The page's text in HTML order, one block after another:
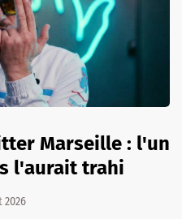
Marseille : l'un
l'aurait trahi
2026